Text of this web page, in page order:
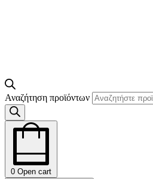
Αναζήτηση προϊόντων
0 Open cart